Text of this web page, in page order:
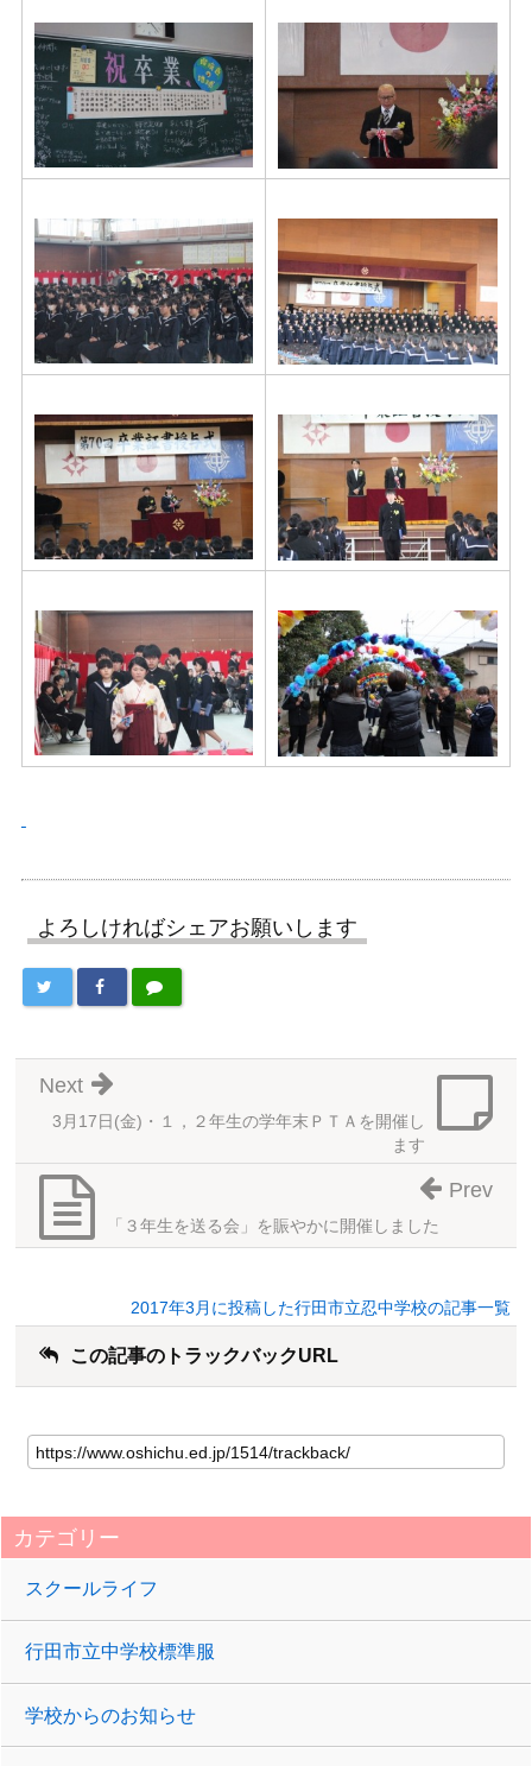
よろしければシェアお願いします
3月17日(金)・１，２年生の学年末ＰＴＡを開催し
ます
Next
「３年生を送る会」を賑やかに開催しました
Prev
2017年3月に投稿した行田市立忍中学校の記事一覧
この記事のトラックバックURL
カテゴリー
スクールライフ
行田市立中学校標準服
学校からのお知らせ